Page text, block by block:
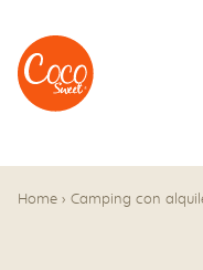
Ir al menú
Ir a los contenidos
Home › Camping con